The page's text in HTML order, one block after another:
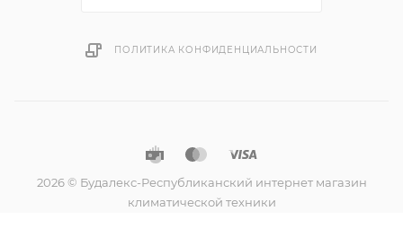
ПОЛИТИКА КОНФИДЕНЦИАЛЬНОСТИ
2026 © Будалекс-Республиканский интернет магазин
климатической техники